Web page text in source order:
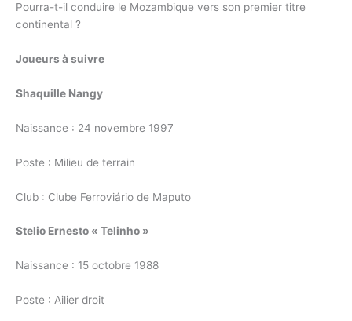
Pourra-t-il conduire le Mozambique vers son premier titre
continental ?
Joueurs à suivre
Shaquille Nangy
Naissance : 24 novembre 1997
Poste : Milieu de terrain
Club : Clube Ferroviário de Maputo
Stelio Ernesto « Telinho »
Naissance : 15 octobre 1988
Poste : Ailier droit